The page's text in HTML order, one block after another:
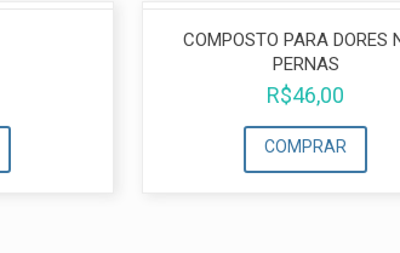
COMPOSTO PARA DORES
PERNAS
R$46,00
COMPRAR